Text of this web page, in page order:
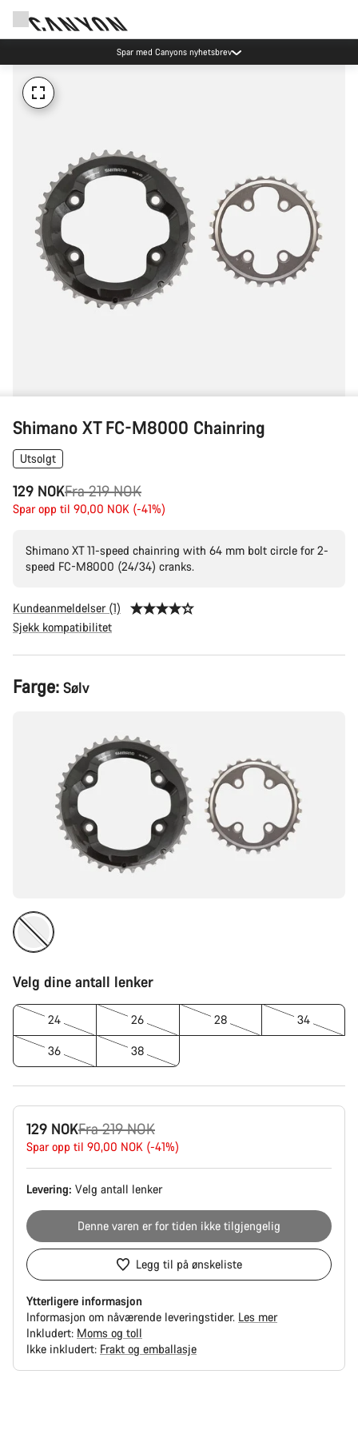
Spar med Canyons nyhetsbrev
Shimano XT FC-M8000 Chainring
Utsolgt
129 NOK
Opprinnelig
pris
Fra 219 NOK
Spar opp til 90,00 NOK (-41%)
Shimano XT 11-speed chainring with 64 mm bolt circle for 2-
speed FC-M8000 (24/34) cranks.
Kundeanmeldelser (1)
Sjekk kompatibilitet
Produktkonfigurasjon
Farge: Sølv
Velg dine antall lenker
24 26 28 34
36 38
129 NOK
Opprinnelig
pris
Fra 219 NOK
Spar opp til 90,00 NOK (-41%)
Levering: Velg antall lenker
Denne varen er for tiden ikke tilgjengelig
Legg til på ønskeliste
Ytterligere informasjon
Informasjon om nåværende leveringstider. Les mer
Inkludert: Moms og toll
Ikke inkludert: Frakt og emballasje